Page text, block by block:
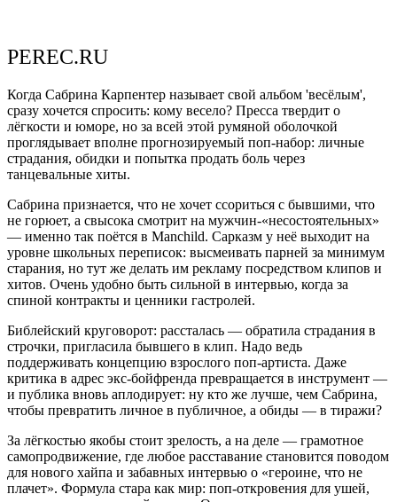
PEREC.RU
Когда Сабрина Карпентер называет свой альбом 'весёлым',
сразу хочется спросить: кому весело? Пресса твердит о
лёгкости и юморе, но за всей этой румяной оболочкой
проглядывает вполне прогнозируемый поп-набор: личные
страдания, обидки и попытка продать боль через
танцевальные хиты.
Сабрина признается, что не хочет ссориться с бывшими, что
не горюет, а свысока смотрит на мужчин-«несостоятельных»
— именно так поётся в Manchild. Сарказм у неё выходит на
уровне школьных переписок: высмеивать парней за минимум
старания, но тут же делать им рекламу посредством клипов и
хитов. Очень удобно быть сильной в интервью, когда за
спиной контракты и ценники гастролей.
Библейский круговорот: рассталась — обратила страдания в
строчки, пригласила бывшего в клип. Надо ведь
поддерживать концепцию взрослого поп-артиста. Даже
критика в адрес экс-бойфренда превращается в инструмент —
и публика вновь аплодирует: ну кто же лучше, чем Сабрина,
чтобы превратить личное в публичное, а обиды — в тиражи?
За лёгкостью якобы стоит зрелость, а на деле — грамотное
самопродвижение, где любое расставание становится поводом
для нового хайпа и забавных интервью о «героине, что не
плачет». Формула стара как мир: поп-откровения для ушей,